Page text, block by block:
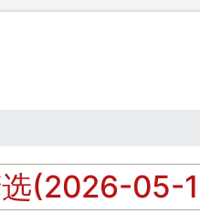
选(2026-05-